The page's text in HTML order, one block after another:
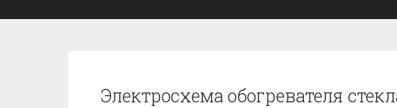
Электросхема обогревателя